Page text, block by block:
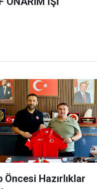
Öncesi Hazırlıklar